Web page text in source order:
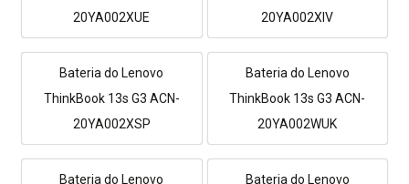
20YA002XUE
20YA002XIV
Bateria do Lenovo
ThinkBook 13s G3 ACN-
20YA002XSP
Bateria do Lenovo
ThinkBook 13s G3 ACN-
20YA002WUK
Bateria do Lenovo
Bateria do Lenovo